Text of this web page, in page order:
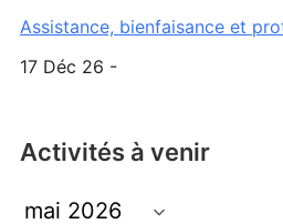
Assistance, bienfaisance et
17 Déc 26 -
Activités à venir